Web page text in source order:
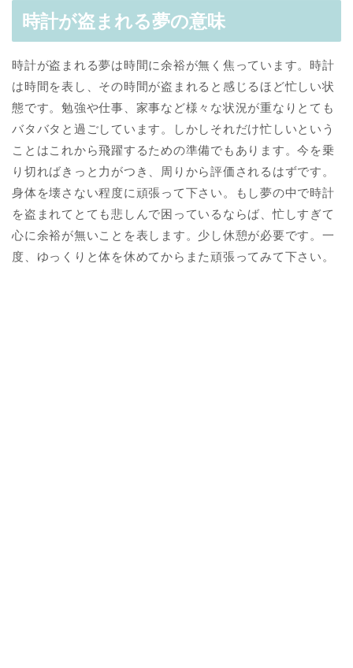
時計が盗まれる夢の意味
時計が盗まれる夢は時間に余裕が無く焦っています。時計
は時間を表し、その時間が盗まれると感じるほど忙しい状
態です。勉強や仕事、家事など様々な状況が重なりとても
バタバタと過ごしています。しかしそれだけ忙しいという
ことはこれから飛躍するための準備でもあります。今を乗
り切ればきっと力がつき、周りから評価されるはずです。
身体を壊さない程度に頑張って下さい。もし夢の中で時計
を盗まれてとても悲しんで困っているならば、忙しすぎて
心に余裕が無いことを表します。少し休憩が必要です。一
度、ゆっくりと体を休めてからまた頑張ってみて下さい。